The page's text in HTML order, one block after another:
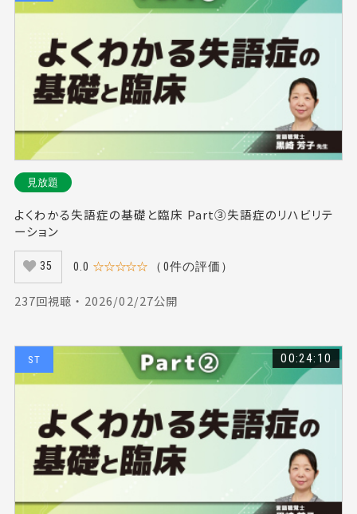
見放題
よくわかる失語症の基礎と臨床 Part③失語症のリハビリテ
ーション
35 0.0 ☆☆☆☆☆ （0件の評価）
237回視聴 ・ 2026/02/27公開
ST 00:24:10